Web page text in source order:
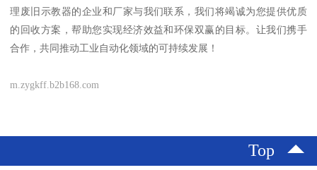
理废旧示教器的企业和厂家与我们联系，我们将竭诚为您提供优质
的回收方案，帮助您实现经济效益和环保双赢的目标。让我们携手
合作，共同推动工业自动化领域的可持续发展！
m.zygkff.b2b168.com
Top